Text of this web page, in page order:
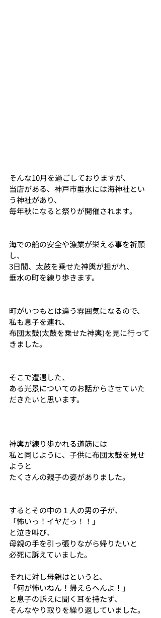
そんな10月を過ごしておりますが、
当店がある、神戸市垂水には海神社とい
う神社があり、
毎年秋になると祭りが開催されます。
海での船の安全や漁業が栄える事を祈願
し、
3日間、太鼓を乗せた神輿が担がれ、
垂水の町を練り歩きます。
町がいつもとは違う雰囲気になるので、
私も息子を連れ、
布団太鼓(太鼓を乗せた神輿)を見に行って
きました。
そこで遭遇した、
ある光景についてのお話からさせていた
だきたいと思います。
神輿が練り歩かれる道筋には
私と同じように、子供に布団太鼓を見せ
ようと
たくさんの親子の姿がありました。
するとその中の１人の男の子が、
「怖いっ！イヤだっ！！」
と泣き叫び、
母親の手を引っ張りながら帰りたいと
必死に訴えていました。
それに対し母親はというと、
「何が怖いねん！帰えらへんよ！」
と息子の訴えに聞く耳を持たず、
そんなやり取りを繰り返していました。